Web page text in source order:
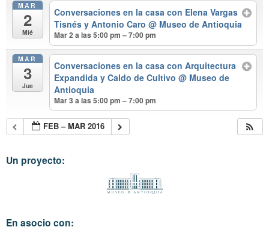
MAR
2
Mié
Conversaciones en la casa con Elena Vargas
Tisnés y Antonio Caro@ Museo de Antioquia
Mar 2 a las 5:00 pm – 7:00 pm
MAR
3
Jue
Conversaciones en la casa con Arquitectura
Expandida y Caldo de Cultivo@ Museo de
Antioquia
Mar 3 a las 5:00 pm – 7:00 pm
FEB – MAR 2016
Un proyecto:
En asocio con: